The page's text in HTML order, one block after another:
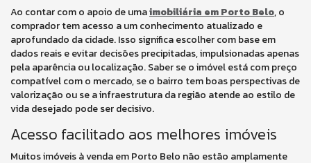
Ao contar com o apoio de umaimobiliária em Porto Belo, o
comprador tem acesso a um conhecimento atualizado e
aprofundado da cidade. Isso significa escolher com base em
dados reais e evitar decisões precipitadas, impulsionadas apenas
pela aparência ou localização. Saber se o imóvel está com preço
compatível com o mercado, se o bairro tem boas perspectivas de
valorização ou se a infraestrutura da região atende ao estilo de
vida desejado pode ser decisivo.
Acesso facilitado aos melhores imóveis
Muitos imóveis à venda em Porto Belo não estão amplamente